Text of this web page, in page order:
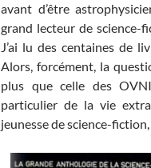
avant d’être
grand lecteur de science-
J’ai lu des centaines de
Alors, forcément, la
plus que celle des
particulier de la vie
jeunesse de science-fiction,